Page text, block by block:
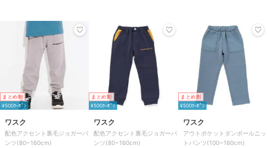
まとめ割
¥500ｸｰﾎﾟﾝ
ワスク
配色アクセント裏毛ジョガーパ
ンツ(80~160cm)
まとめ割
¥500ｸｰﾎﾟﾝ
ワスク
配色アクセント裏毛ジョガーパ
ンツ(80~160cm)
まとめ割
¥500ｸｰﾎﾟﾝ
ワスク
アウトポケットダンボールニッ
トパンツ(100~160cm)